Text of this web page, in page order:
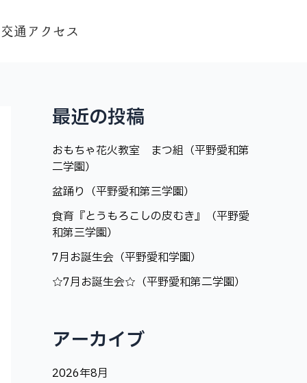
交通アクセス
最近の投稿
おもちゃ花火教室 まつ組（平野愛和第
二学園）
盆踊り（平野愛和第三学園）
食育『とうもろこしの皮むき』（平野愛
和第三学園）
7月お誕生会（平野愛和学園）
☆7月お誕生会☆（平野愛和第二学園）
アーカイブ
2026年8月